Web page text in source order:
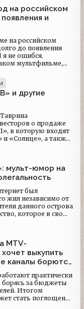
каналу
пике, может
и
— лучшими за все
телеканал
я со спокойной
на российском
и
на российском
до появления
я не ошибся.
мультфильме,
Фуджифильм,
Последний
чутким надзором
производством
для этого проекта.
над
мира, тоже в стиле
японцев.
до распада СССР.
эти мультики и
было возможным
в светлое
что книги нам
коробочки
ые годы все с
британского
как там
живут люди за
лишь пара
изучения
остаётся аниме. В
интересно, как
в интернет с
деле оказалось,
в России совсем
каждая ступенька
необычной.
и другие
о продаже
в которую входят
«Солнце», а также
участников
мульт-юмор на
был
жил независимо от
данного острова
которое в свою
статье мы
Масяни с
про
недопонимания...
MTV-
выкупить
каналы борются
практически
борясь за бюджеты
Итогом
стать поглощение